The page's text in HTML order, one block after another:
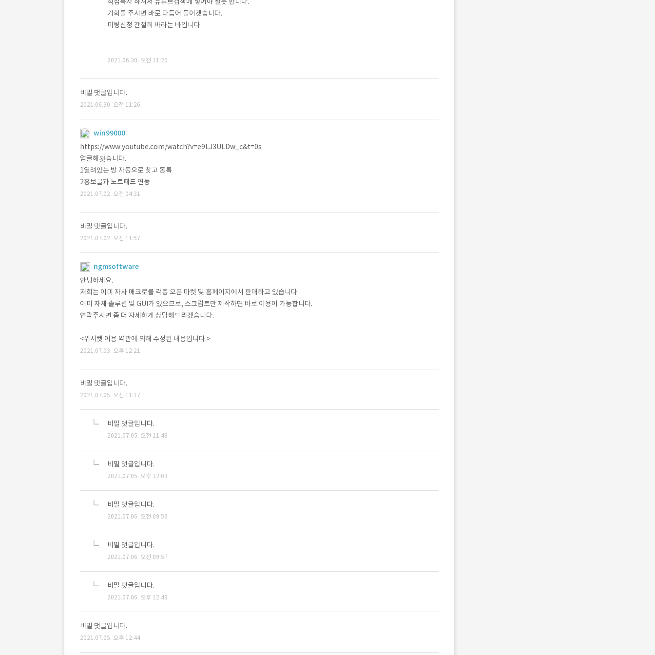
기회를 주시면 바로 다듬어 들이겟습니다.
미팅신청 간절히 바라는 바입니다.
2021.06.30. 오전 11:20
비밀 댓글입니다.
2021.06.30. 오전 11:26
win99000
https://www.youtube.com/watch?v=e9LJ3ULDw_c&t=0s
업글해봣습니다.
1열려있는 방 자동으로 찾고 동록
2홍보글과 노트패드 연동
2021.07.02. 오전 04:31
비밀 댓글입니다.
2021.07.02. 오전 11:57
ngmsoftware
안녕하세요.
저희는 이미 자사 매크로를 각종 오픈 마켓 및 홈페이지에서 판매하고 있습니다.
이미 자체 솔루션 및 GUI가 있으므로, 스크립트만 제작하면 바로 이용이 가능합니다.
연락주시면 좀 더 자세하게 상담해드리겠습니다.
<위시켓 이용 약관에 의해 수정된 내용입니다.>
2021.07.03. 오후 12:21
비밀 댓글입니다.
2021.07.05. 오전 11:17
비밀 댓글입니다.
2021.07.05. 오전 11:48
비밀 댓글입니다.
2021.07.05. 오후 12:03
비밀 댓글입니다.
2021.07.06. 오전 09:56
비밀 댓글입니다.
2021.07.06. 오전 09:57
비밀 댓글입니다.
2021.07.06. 오후 12:48
비밀 댓글입니다.
2021.07.05. 오후 12:44